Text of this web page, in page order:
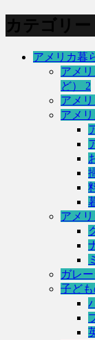
カテゴリー
アメリカ暮
アメ
ど） 2
アメ
アメ
アメ
ガレ
子ど